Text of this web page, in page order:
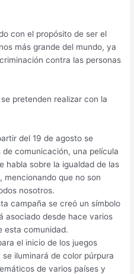
con el propósito de ser el
más grande del mundo, ya
contra las personas
pretenden realizar con la
del 19 de agosto se
comunicación, una película
habla sobre la igualdad de las
mencionando que no son
nosotros.
campaña se creó un símbolo
asociado desde hace varios
esta comunidad.
el inicio de los juegos
iluminará de color púrpura
de varios países y